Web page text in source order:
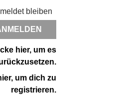
bleiben
hier, um es
um dich zu
registrieren.